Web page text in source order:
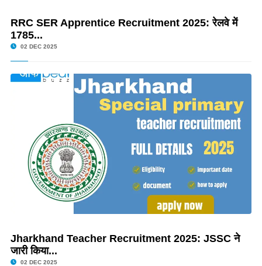
RRC SER Apprentice Recruitment 2025: रेलवे में
1785...
02 DEC 2025
Jharkhand Teacher Recruitment 2025: JSSC ने
जारी किया...
02 DEC 2025